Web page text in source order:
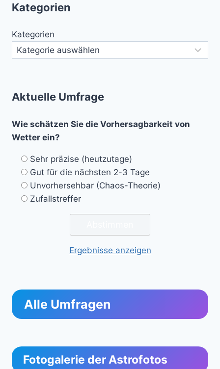
Kategorien
Kategorien
Aktuelle Umfrage
Wie schätzen Sie die Vorhersagbarkeit von
Wetter ein?
Sehr präzise (heutzutage)
Gut für die nächsten 2-3 Tage
Unvorhersehbar (Chaos-Theorie)
Zufallstreffer
Ergebnisse anzeigen
Alle Umfragen
Fotogalerie der Astrofotos